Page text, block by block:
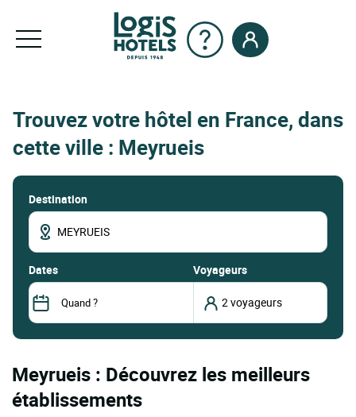
Trouvez votre hôtel en France, dans
cette ville : Meyrueis
Destination
dates Voyageurs
Meyrueis : Découvrez les meilleurs
établissements